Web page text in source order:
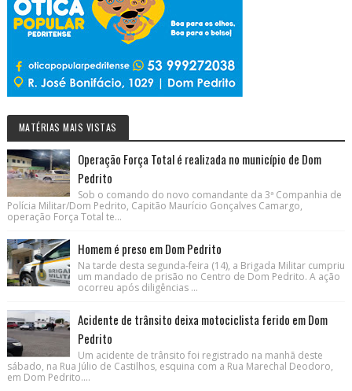
MATÉRIAS MAIS VISTAS
Operação Força Total é realizada no município de Dom
Pedrito
Sob o comando do novo comandante da 3ª Companhia de
Polícia Militar/Dom Pedrito, Capitão Maurício Gonçalves Camargo,
operação Força Total te...
Homem é preso em Dom Pedrito
Na tarde desta segunda-feira (14), a Brigada Militar cumpriu
um mandado de prisão no Centro de Dom Pedrito. A ação
ocorreu após diligências ...
Acidente de trânsito deixa motociclista ferido em Dom
Pedrito
Um acidente de trânsito foi registrado na manhã deste
sábado, na Rua Júlio de Castilhos, esquina com a Rua Marechal Deodoro,
em Dom Pedrito....